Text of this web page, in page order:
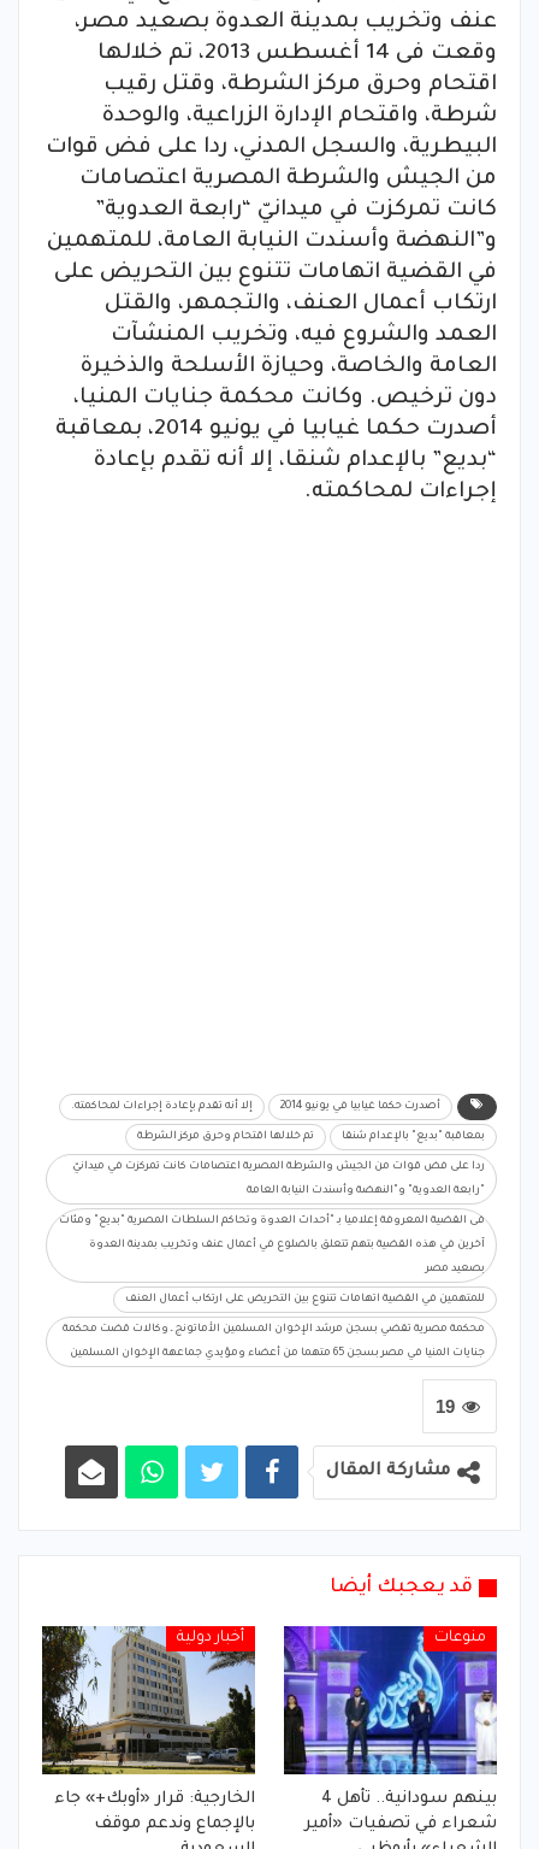
عنف وتخريب بمدينة العدوة بصعيد مصر،
وقعت فى 14 أغسطس 2013، تم خلالها
اقتحام وحرق مركز الشرطة، وقتل رقيب
شرطة، واقتحام الإدارة الزراعية، والوحدة
البيطرية، والسجل المدني، ردا على فض قوات
من الجيش والشرطة المصرية اعتصامات
كانت تمركزت في ميدانيّ “رابعة العدوية”
و”النهضة وأسندت النيابة العامة، للمتهمين
في القضية اتهامات تتنوع بين التحريض على
ارتكاب أعمال العنف، والتجمهر، والقتل
العمد والشروع فيه، وتخريب المنشآت
العامة والخاصة، وحيازة الأسلحة والذخيرة
دون ترخيص. وكانت محكمة جنايات المنيا،
أصدرت حكما غيابيا في يونيو 2014، بمعاقبة
“بديع” بالإعدام شنقا، إلا أنه تقدم بإعادة
إجراءات لمحاكمته.
أصدرت حكما غيابيا في يونيو 2014 إلا أنه تقدم بإعادة إجراءات لمحاكمته.
بمعاقبة "بديع" بالإعدام شنقا تم خلالها اقتحام وحرق مركز الشرطة
ردا على فض قوات من الجيش والشرطة المصرية اعتصامات كانت تمركزت في ميدانيّ
"رابعة العدوية" و"النهضة وأسندت النيابة العامة
فى القضية المعروفة إعلاميا بـ "أحداث العدوة وتحاكم السلطات المصرية "بديع" ومئات
آخرين في هذه القضية بتهم تتعلق بالضلوع في أعمال عنف وتخريب بمدينة العدوة
بصعيد مصر
للمتهمين في القضية اتهامات تتنوع بين التحريض على ارتكاب أعمال العنف
محكمة مصرية تقضي بسجن مرشد الإخوان المسلمين الأماتونج ـ وكالات قضت محكمة
جنايات المنيا في مصر بسجن 65 متهما من أعضاء ومؤيدي جماعهة الإخوان المسلمين
19
مشاركة المقال
قد يعجبك أيضا
منوعات
بينهم سودانية.. تأهل 4
شعراء في تصفيات «أمير
أخبار دولية
الخارجية: قرار «أوبك+» جاء
بالإجماع وندعم موقف